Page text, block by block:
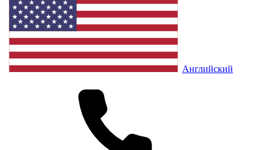
Английский